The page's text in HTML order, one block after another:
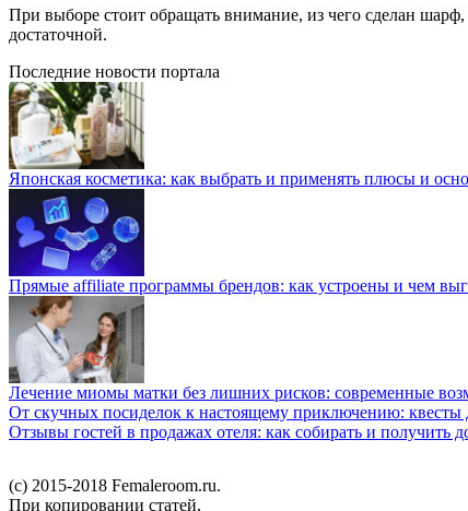
При выборе стоит обращать внимание, из чего сделан
достаточной.
Последние новости портала
Японская косметика: как выбрать и применять плюсы и
Прямые affiliate программы брендов: как устроены и чем
Лечение миомы матки без лишних рисков: современные
От скучных посиделок к настоящему приключению: квесты
Отзывы гостей в продажах отеля: как собирать и получить
(c) 2015-2018 Femaleroom.ru.
При копировании статей,